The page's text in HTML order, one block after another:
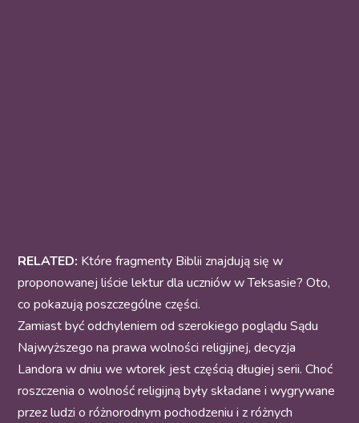
RELATED: Które fragmenty Biblii znajdują się w
proponowanej liście lektur dla uczniów w Teksasie? Oto,
co pokazują poszczególne części.
Zamiast być odchyleniem od szerokiego poglądu Sądu
Najwyższego na prawa wolności religijnej, decyzja
Landora w dniu we wtorek jest częścią długiej serii. Choć
roszczenia o wolność religijną były składane i wygrywane
przez ludzi o różnorodnym pochodzeniu i z różnych